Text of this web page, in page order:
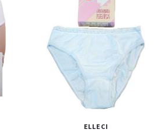
ELLECI